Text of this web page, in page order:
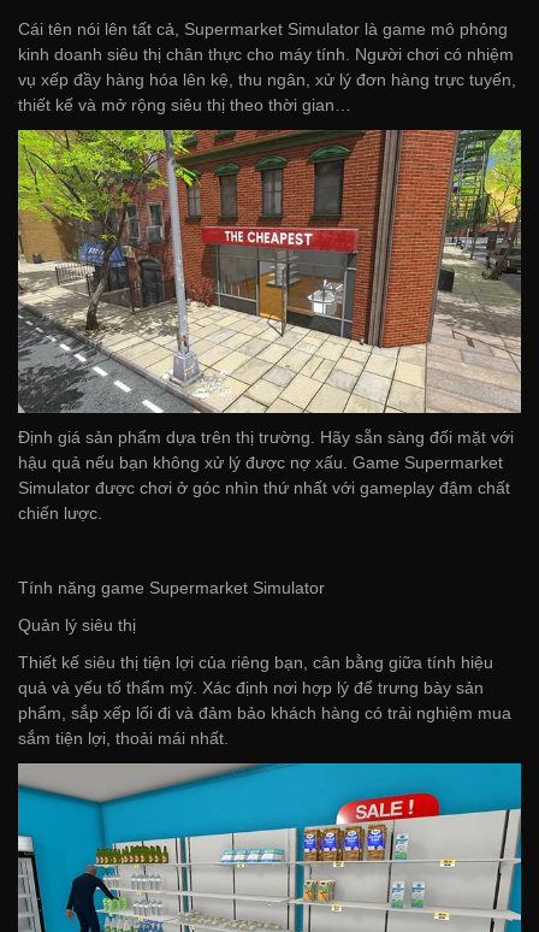
Cái tên nói lên tất cả, Supermarket Simulator là game mô phỏng
kinh doanh siêu thị chân thực cho máy tính. Người chơi có nhiệm
vụ xếp đầy hàng hóa lên kệ, thu ngân, xử lý đơn hàng trực tuyến,
thiết kế và mở rộng siêu thị theo thời gian…
Định giá sản phẩm dựa trên thị trường. Hãy sẵn sàng đối mặt với
hậu quả nếu bạn không xử lý được nợ xấu. Game Supermarket
Simulator được chơi ở góc nhìn thứ nhất với gameplay đậm chất
chiến lược.
Tính năng game Supermarket Simulator
Quản lý siêu thị
Thiết kế siêu thị tiện lợi của riêng bạn, cân bằng giữa tính hiệu
quả và yếu tố thẩm mỹ. Xác định nơi hợp lý để trưng bày sản
phẩm, sắp xếp lối đi và đảm bảo khách hàng có trải nghiệm mua
sắm tiện lợi, thoải mái nhất.